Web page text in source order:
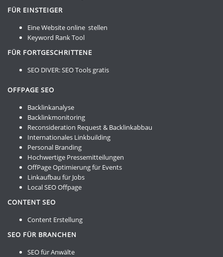
FÜR EINSTEIGER
Eine Website online stellen
Keyword Rank Tool
FÜR FORTGESCHRITTENE
SEO DIVER:SEO Tools gratis
OFFPAGE SEO
Backlinkanalyse
Backlinkmonitoring
Reconsideration Request & Backlinkabbau
Internationales Linkbuilding
Personal Branding
Hochwertige Pressemitteilungen
OffPage Optimierung für Events
Linkaufbau für Jobs
Local SEO Offpage
CONTENT SEO
Content Erstellung
SEO FÜR BRANCHEN
SEO für Anwälte